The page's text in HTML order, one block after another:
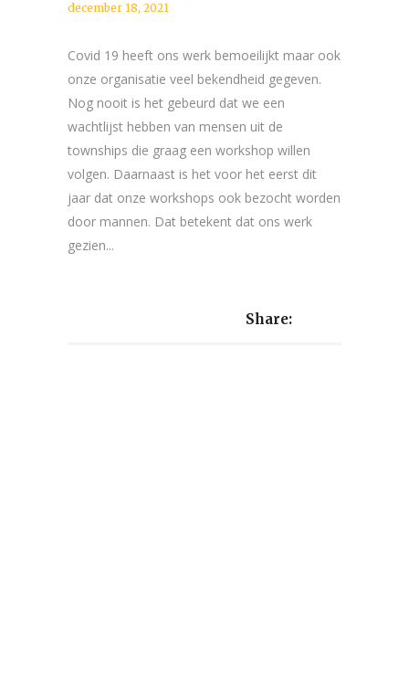
december 18, 2021
Covid 19 heeft ons werk bemoeilijkt maar ook
onze organisatie veel bekendheid gegeven.
Nog nooit is het gebeurd dat we een
wachtlijst hebben van mensen uit de
townships die graag een workshop willen
volgen. Daarnaast is het voor het eerst dit
jaar dat onze workshops ook bezocht worden
door mannen. Dat betekent dat ons werk
gezien...
Share: